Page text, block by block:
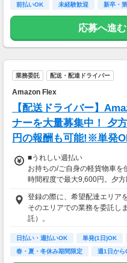
前払いOK
未経験歓迎 新卒・
応募へ進む
業務委託 配送・配達ドライバー
Amazon Flex
【配送ドライバー】
ナーを大量募集中！ 夕
円の報酬も可能!※単発
■うれしい週払い
お持ちの/ご自身の軽貨物車を
時間程度で最大9,600円。夕
と４時間程度で最大10,200円
能！給与ではなく、委託業務
支払いする業務委託のお仕事
払い。
定。地域により異なります
登録の際に、希望配達エリア
そのエリアでの業務を委託し
託）。
日払い・週払いOK 単発(1日)OK
春・夏・冬休み期間限定
週1日から